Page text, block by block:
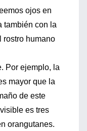
ojos en
también con la
rostro humano
Por ejemplo, la
mayor que la
de este
es tres
orangutanes.